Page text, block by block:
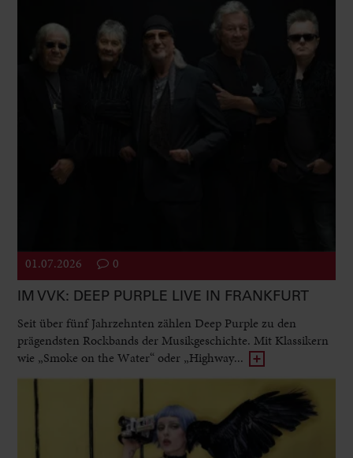
01.07.2026 0
IM VVK: DEEP PURPLE LIVE IN FRANKFURT
Seit über fünf Jahrzehnten zählen Deep Purple zu den
prägendsten Rockbands der Musikgeschichte. Mit Klassikern
wie „Smoke on the Water“ oder „Highway...